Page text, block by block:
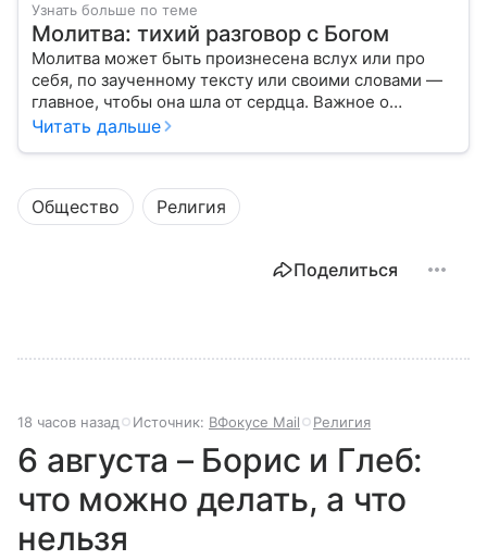
Узнать больше по теме
Молитва: тихий разговор с Богом
Молитва может быть произнесена вслух или про
себя, по заученному тексту или своими словами —
главное, чтобы она шла от сердца. Важное о
значении молитв — в нашем материале.
Читать дальше
Общество Религия
Поделиться
18 часов назад Источник: ВФокусе Mail Религия
6 августа – Борис и Глеб:
что можно делать, а что
нельзя